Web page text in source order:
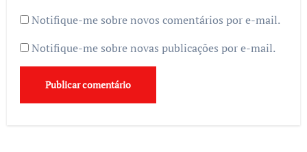
Notifique-me sobre novos comentários por e-mail.
Notifique-me sobre novas publicações por e-mail.